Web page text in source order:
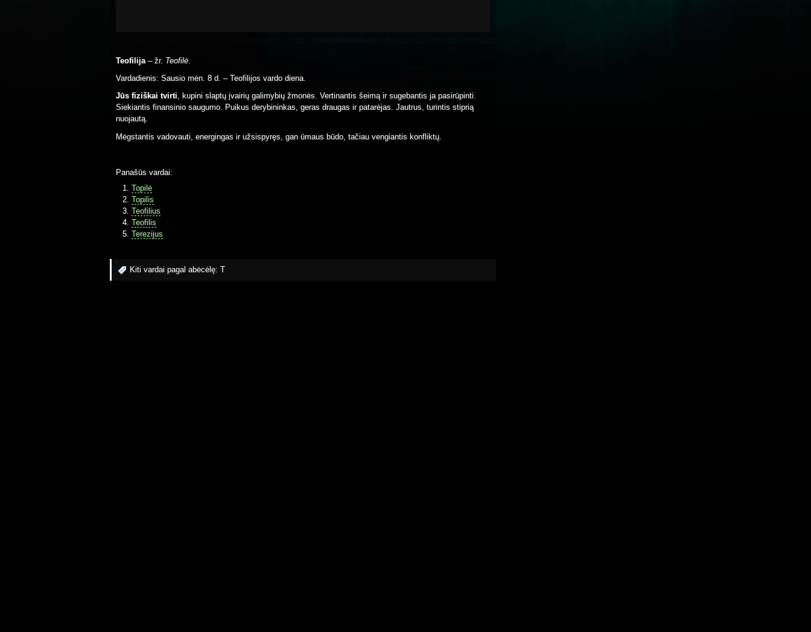
Teofilija – žr. Teofilė
Vardadienis: Sausio mėn. 8 d. – Teofilijos vardo diena.
Jūs fiziškai tvirti, kupini slaptų įvairių galimybių žmonės. Vertinantis šeimą ir sugebantis ja pasirūpinti.
Siekiantis finansinio saugumo. Puikus derybininkas, geras draugas ir patarėjas. Jautrus, turintis stiprią
nuojautą.
Mėgstantis vadovauti, energingas ir užsispyręs, gan ūmaus būdo, tačiau vengiantis konfliktų.
Panašūs vardai:
Topilė
Topilis
Teofilius
Teofilis
Terezijus
Kiti vardai pagal abėcėlę: T